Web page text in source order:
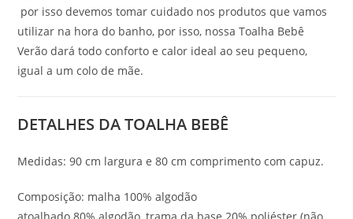
por isso devemos tomar cuidado nos produtos que vamos
utilizar na hora do banho, por isso, nossa Toalha Bebê
Verão dará todo conforto e calor ideal ao seu pequeno,
igual a um colo de mãe.
DETALHES DA TOALHA BEBÊ
Medidas: 90 cm largura e 80 cm comprimento com capuz.
Composição: malha 100% algodão